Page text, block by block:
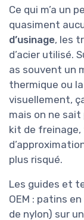
Ce qui m’a un
quasiment
d’usinage, les
d’acier utilisé.
as souvent un
thermique ou
visuellement,
mais on ne
kit de
plus risqué.
Les guides et
OEM : patins
de nylon) sur